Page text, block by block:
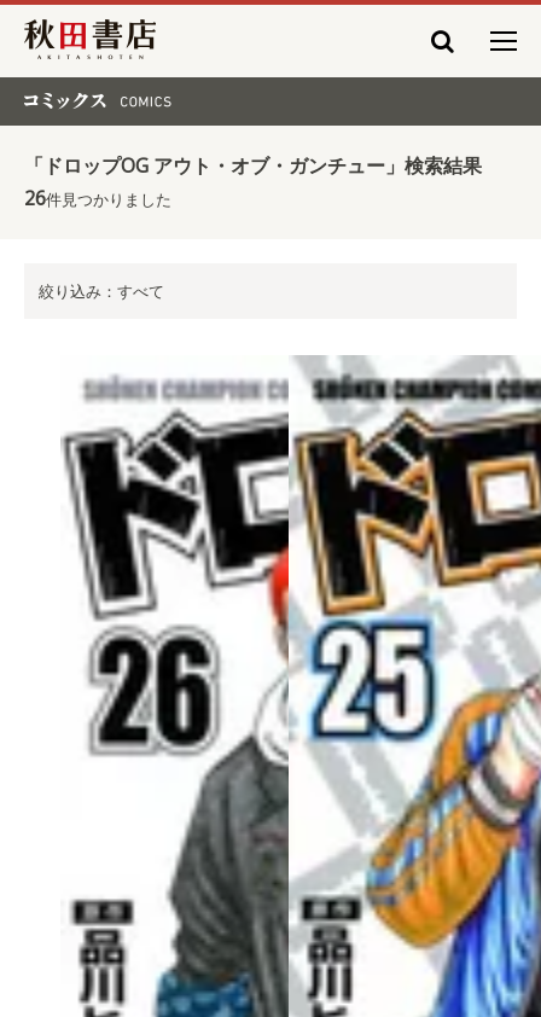
秋田書店
「ドロップOG アウト・オブ・ガンチュー」検索結果
26件見つかりました
絞り込み：すべて